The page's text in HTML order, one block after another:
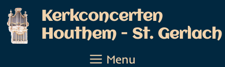
naar
de
inhoud
Kerkconcerten
Houthem - St. Gerlach
Menu